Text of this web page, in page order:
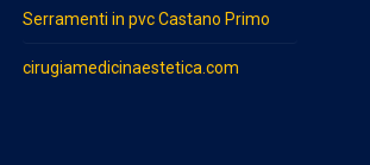
Serramenti in pvc Castano Primo
cirugiamedicinaestetica.com